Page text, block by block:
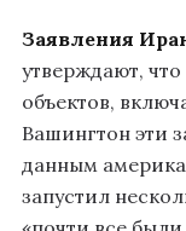
Заявления
утверждают,
объектов,
Вашингтон эти
данным
запустил